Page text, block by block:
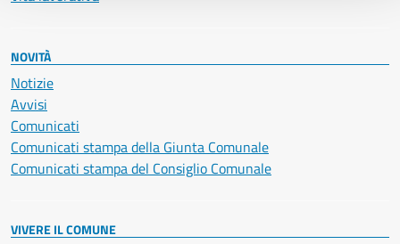
NOVITÀ
Notizie
Avvisi
Comunicati
Comunicati stampa della Giunta Comunale
Comunicati stampa del Consiglio Comunale
VIVERE IL COMUNE